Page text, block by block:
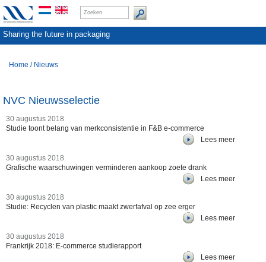
Sharing the future in packaging
Home / Nieuws
NVC Nieuwsselectie
30 augustus 2018
Studie toont belang van merkconsistentie in F&B e-commerce
Lees meer
30 augustus 2018
Grafische waarschuwingen verminderen aankoop zoete drank
Lees meer
30 augustus 2018
Studie: Recyclen van plastic maakt zwerfafval op zee erger
Lees meer
30 augustus 2018
Frankrijk 2018: E-commerce studierapport
Lees meer